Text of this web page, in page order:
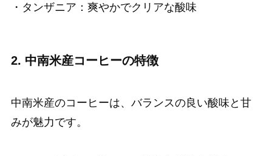
・タンザニア：爽やかでクリアな酸味
2. 中南米産コーヒーの特徴
中南米産のコーヒーは、バランスの良い酸味と甘
みが魅力です。